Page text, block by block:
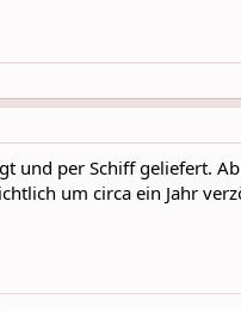
und per Schiff geliefert.
um circa ein Jahr